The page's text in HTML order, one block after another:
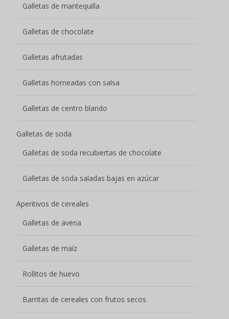
Galletas de mantequilla
Galletas de chocolate
Galletas afrutadas
Galletas horneadas con salsa
Galletas de centro blando
Galletas de soda
Galletas de soda recubiertas de chocolate
Galletas de soda saladas bajas en azúcar
Aperitivos de cereales
Galletas de avena
Galletas de maíz
Rollitos de huevo
Barritas de cereales con frutos secos